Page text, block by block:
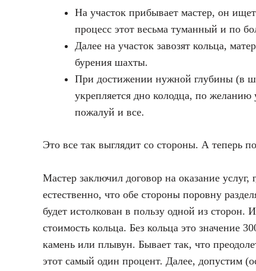
На участок прибывает мастер, он
процесс этот весьма туманный и по
Далее на участок завозят кольца,
бурения шахты.
При достижении нужной глубины (в
укрепляется дно колодца, по
пожалуй и все.
Это все так выглядит со стороны. А теперь
Мастер заключил договор на оказание
естественно, что обе стороны поровну
будет истолкован в пользу одной из сторон.
стоимость кольца. Без кольца это значение
камень или плывун. Бывает так, что
этот самый один процент. Далее, допустим